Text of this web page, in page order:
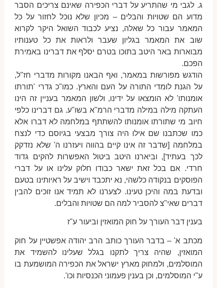
ג. לגבי מי שהתריע על דברי הכפירה שאינם צריכים הסבר
מדוע הם שטויות והבלים – מכיון שלא נוכל לחזור על כל
המאמר עבור כל שאלה, נציע לכבוד השואל היקר לקרוא
שוב את המאמר בגליון שעבר ולראות את כל טענותיו
מבוארות באר היטב בתוכו בטרם יסלף את דברינו באמירת
הפכם.
הודגש מפורשות במאמר, ואף הבאנו מקורות מדברי חז"ל,
על הגנת לומדי התורה על העם והארץ. כמו"כ גדרי 'תורתו
אומנותו' לא הומצאו על ידינו, ולשון המאמר בעניין זה הינו
העתקה מילה במילה מדברי הרמ"א בשו"ע. גם דברינו כלפי
חיוב מי שתורתו אומנותו להשתתף במלחמה לא דברו אלא
כמו שכתבנו שם אילו היה צורך מבצעי בגיוסם כדי לנצח
במלחמה [שדבר זה אינו קיים בהווה ויעזרנו ה' שלא נזדקק
לכך בעתיד], וביארנו היטב ביטול האפשרות להקים גדוד
חרדי. אם בכל זאת ישאר כבודו חלוק עלינו או על דברי
הפוסקים בנקודה כלשהי, נא יתכבד וישיב על ראיותינו בטעם
ובדעת במה והיכן טעינו. לצערנו לא תמיד אנו זוכים להבין
דברים שאי"צ להסביר למה הם שטויות והבלים.
בענין דבר העורך על חוק המואזין וביעור ע"ז
מכתב א' – בדבר העורך כותב הרב יהודה אפשטיין על חוק
המואזין, שהיה צריך לתקנו בגלל שעלינו להשמיד את
המוסלמים, ולמחוק מארץ ישראל את הכפירה המושמעת בו
ע"י המוסלמים, וכן בענין פעמוני הכנסיות וכו'.